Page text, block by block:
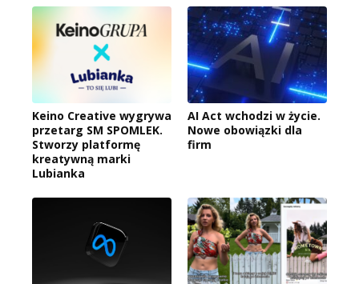
Keino Creative wygrywa
przetarg SM SPOMLEK.
Stworzy platformę
kreatywną marki
Lubianka
AI Act wchodzi w życie.
Nowe obowiązki dla
firm